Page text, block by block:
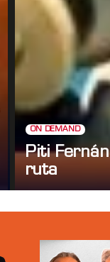
ON DEMAND
Piti
ruta